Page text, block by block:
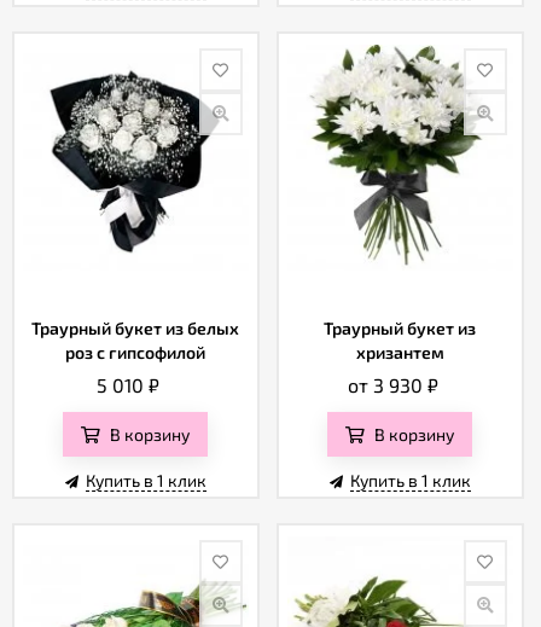
Траурный букет из белых
роз с гипсофилой
5 010₽
В корзину
Купить в 1 клик
Траурный букет из
хризантем
от 3 930 ₽
В корзину
Купить в 1 клик